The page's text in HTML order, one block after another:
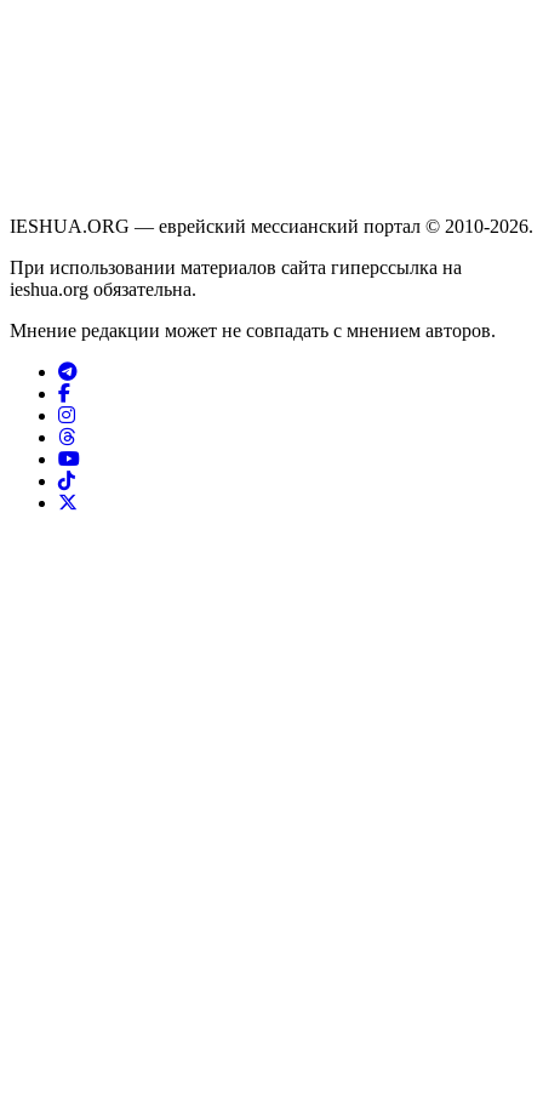
IESHUA.ORG — еврейский мессианский портал © 2010-2026.
При использовании материалов сайта гиперссылка на
ieshua.org обязательна.
Мнение редакции может не совпадать с мнением авторов.